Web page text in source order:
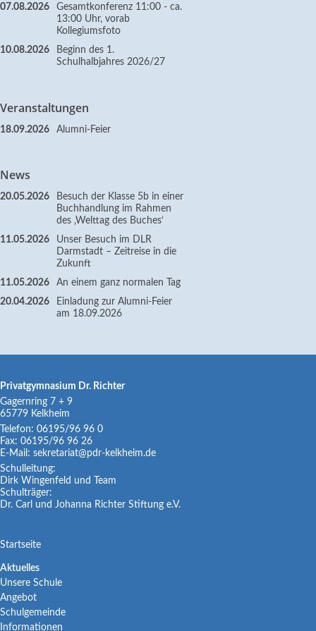
07.08.2026
Gesamtkonferenz 11:00 - ca.
13:00 Uhr, vorab
Kollegiumsfoto
10.08.2026
Beginn des 1.
Schulhalbjahres 2026/27
Veranstaltungen
18.09.2026 Alumni-Feier
News
20.05.2026
Besuch der Klasse 5b in einer
Buchhandlung im Rahmen
des ‚Welttag des Buches‘
11.05.2026
Unser Besuch im DLR
Darmstadt – Zeitreise in die
Zukunft
11.05.2026
An einem ganz normalen Tag
20.04.2026
Einladung zur Alumni-Feier
am 18.09.2026
Privatgymnasium Dr. Richter
Gagernring 7 + 9
65779 Kelkheim
Telefon: 06195/96 96 0
Fax: 06195/96 96 26
E-Mail: sekretariat@pdr-kelkheim.de
Schulleitung:
Dirk Wingenfeld und Team
Schulträger:
Dr. Carl und Johanna Richter Stiftung e.V.
Navigation
Startseite
Navigation
überspringen
Aktuelles
Unsere Schule
Angebot
Schulgemeinde
Informationen